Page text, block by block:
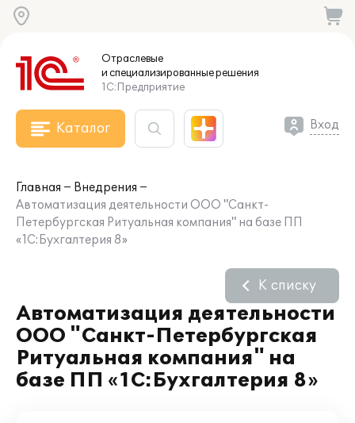
Отраслевые
и специализированныерешения
1С:Предприятие
Каталог Вход
Главная
Внедрения
Автоматизация деятельности ООО "Санкт-
Петербургская Ритуальная компания" на базе ПП
«1С:Бухгалтерия 8»
Автоматизация деятельности
ООО "Санкт-Петербургская
Ритуальная компания" на
базе ПП «1С:Бухгалтерия 8»
К списку